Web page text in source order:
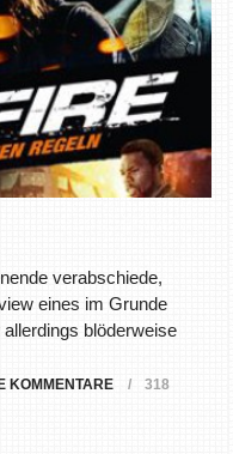
verabschiede,
eines im Grunde
blöderweise
KOMMENTARE
318